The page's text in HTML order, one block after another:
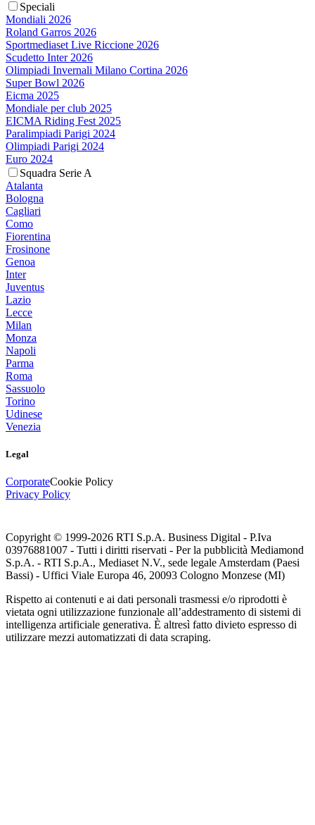
Speciali
Mondiali 2026
Roland Garros 2026
Sportmediaset Live Riccione 2026
Scudetto Inter 2026
Olimpiadi Invernali Milano Cortina 2026
Super Bowl 2026
Eicma 2025
Mondiale per club 2025
EICMA Riding Fest 2025
Paralimpiadi Parigi 2024
Olimpiadi Parigi 2024
Euro 2024
Squadra Serie A
Atalanta
Bologna
Cagliari
Como
Fiorentina
Frosinone
Genoa
Inter
Juventus
Lazio
Lecce
Milan
Monza
Napoli
Parma
Roma
Sassuolo
Torino
Udinese
Venezia
Legal
CorporateCookie Policy
Privacy Policy
Copyright © 1999-2026 RTI S.p.A. Business Digital - P.Iva
03976881007 - Tutti i diritti riservati - Per la pubblicità Mediamond
S.p.A. - RTI S.p.A., Mediaset N.V., sede legale Amsterdam (Paesi
Bassi) - Uffici Viale Europa 46, 20093 Cologno Monzese (MI)
Rispetto ai contenuti e ai dati personali trasmessi e/o riprodotti è
vietata ogni utilizzazione funzionale all’addestramento di sistemi di
intelligenza artificiale generativa. È altresì fatto divieto espresso di
utilizzare mezzi automatizzati di data scraping.